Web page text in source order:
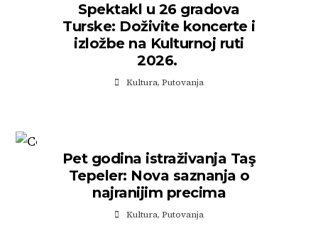
Spektakl u 26 gradova
Turske: Doživite koncerte i
izložbe na Kulturnoj ruti
2026.
Kultura, Putovanja
Pet godina istraživanja Taş
Tepeler: Nova saznanja o
najranijim precima
Kultura, Putovanja